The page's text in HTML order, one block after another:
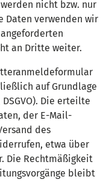
nicht bzw. nur
Daten verwenden wir
an Dritte weiter.
auf Grundlage
Die erteilte
der E-Mail-
des
etwa über
Die Rechtmäßigkeit
bleibt